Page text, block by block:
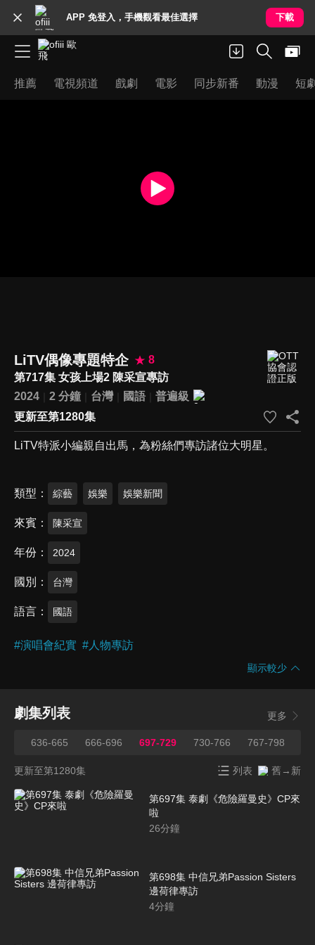
APP 免登入，手機觀看最佳選擇 下載
推薦 電視頻道 戲劇 電影 同步新番 動漫 短
LiTV偶像專題特企
8
第717集 女孩上場2 陳采宣專訪
2024
2 分鐘 台灣 國語
普遍級
更新至第1280集
LiTV特派小編親自出馬，為粉絲們專訪諸位大明星。
類型 綜藝 娛樂 娛樂新聞
來賓 陳采宣
年份 2024
國別 台灣
語言 國語
#演唱會紀實 # 人物專訪
顯示較少
劇集列表 更多
636-665 666-696 697-729 730-766 767-798
更新至第1280集 列表 舊→新
第697集 泰劇《危險羅曼史》CP來
啦
26分鐘
第698集 中信兄弟Passion Sisters
邊荷律專訪
4分鐘